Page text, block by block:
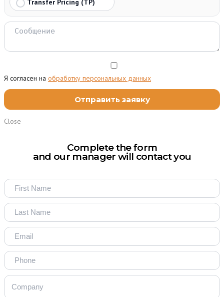
Я согласен на обработку персональных данных
Close
Complete the form
and our manager will contact you